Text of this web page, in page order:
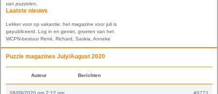
van puzzelen.
Laatste nieuws
Lekker voor op vakantie: het magazine voor juli is
gepubliceerd. Log in en geniet. groeten van het
WCPN-bestuur René, Richard, Saskia, Anneke
Puzzle magazines July/August 2020
Auteur Berichten
08/09/2020 om 2:12 pm #9773